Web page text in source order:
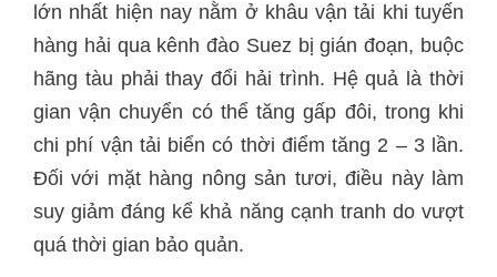
lớn nhất hiện nay nằm ở khâu vận tải khi tuyến
hàng hải qua kênh đào Suez bị gián đoạn, buộc
hãng tàu phải thay đổi hải trình. Hệ quả là thời
gian vận chuyển có thể tăng gấp đôi, trong khi
chi phí vận tải biển có thời điểm tăng 2 – 3 lần.
Đối với mặt hàng nông sản tươi, điều này làm
suy giảm đáng kể khả năng cạnh tranh do vượt
quá thời gian bảo quản.